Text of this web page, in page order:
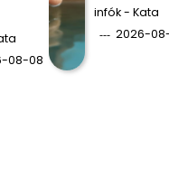
08-08
infók - Kata
2026-